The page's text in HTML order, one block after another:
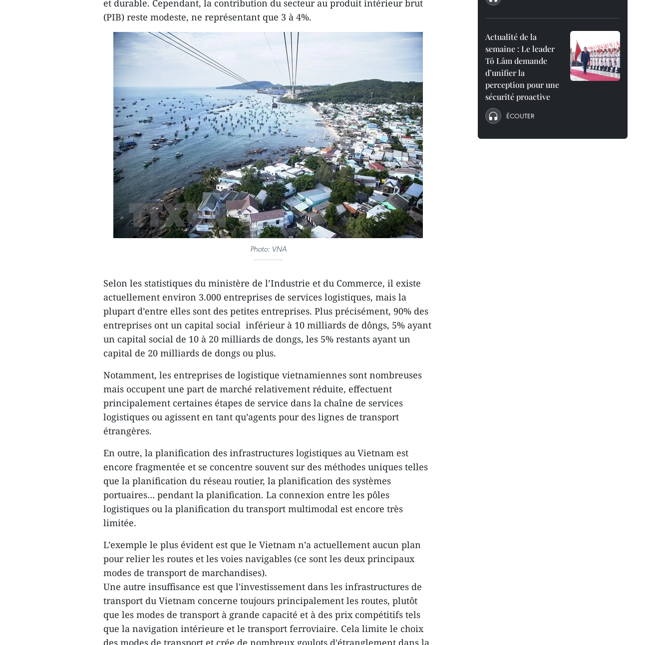
et durable. Cependant, la contribution du secteur au produit intérieur brut
(PIB) reste modeste, ne représentant que 3 à 4%.
Photo: VNA
Selon les statistiques du ministère de l’Industrie et du Commerce, il existe
actuellement environ 3.000 entreprises de services logistiques, mais la
plupart d’entre elles sont des petites entreprises. Plus précisément, 90% des
entreprises ont un capital social inférieur à 10 milliards de dôngs, 5% ayant
un capital social de 10 à 20 milliards de dongs, les 5% restants ayant un
capital de 20 milliards de dongs ou plus.
Notamment, les entreprises de logistique vietnamiennes sont nombreuses
mais occupent une part de marché relativement réduite, effectuent
principalement certaines étapes de service dans la chaîne de services
logistiques ou agissent en tant qu’agents pour des lignes de transport
étrangères.
En outre, la planification des infrastructures logistiques au Vietnam est
encore fragmentée et se concentre souvent sur des méthodes uniques telles
que la planification du réseau routier, la planification des systèmes
portuaires… pendant la planification. La connexion entre les pôles
logistiques ou la planification du transport multimodal est encore très
limitée.
L’exemple le plus évident est que le Vietnam n’a actuellement aucun plan
pour relier les routes et les voies navigables (ce sont les deux principaux
modes de transport de marchandises).
Une autre insuffisance est que l'investissement dans les infrastructures de
transport du Vietnam concerne toujours principalement les routes, plutôt
que les modes de transport à grande capacité et à des prix compétitifs tels
que la navigation intérieure et le transport ferroviaire. Cela limite le choix
des modes de transport et crée de nombreux goulots d'étranglement dans la
Actualité de la
semaine : Le leader
Tô Lâm demande
d’unifier la
perception pour une
sécurité proactive
ÉCOUTER